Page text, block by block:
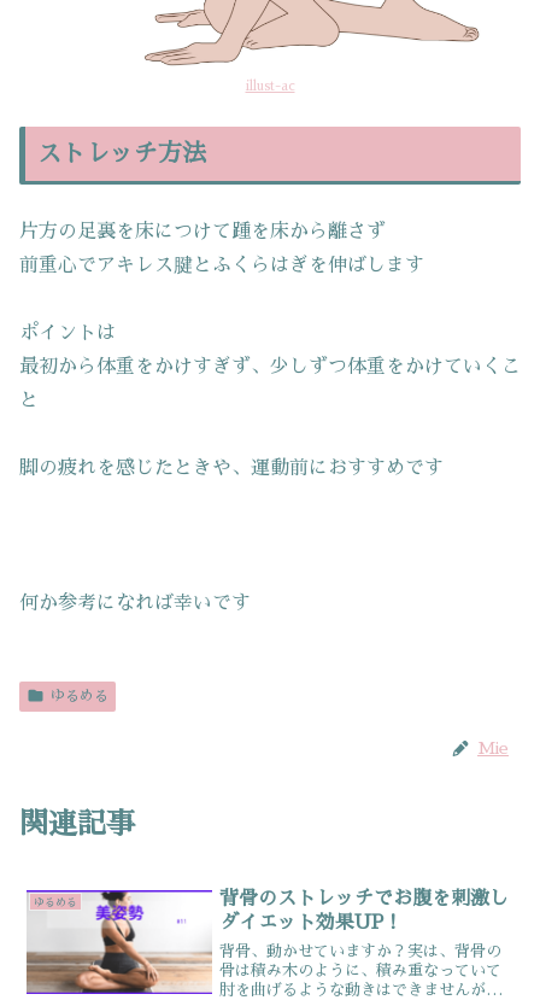
illust-ac
ストレッチ方法
片方の足裏を床につけて踵を床から離さず
前重心でアキレス腱とふくらはぎを伸ばします
ポイントは
最初から体重をかけすぎず、少しずつ体重をかけていくこ
と
脚の疲れを感じたときや、運動前におすすめです
何か参考になれば幸いです
ゆるめる
Mie
関連記事
ゆるめる
背骨のストレッチでお腹を刺激し
ダイエット効果UP！
背骨、動かせていますか？実は、背骨の
骨は積み木のように、積み重なっていて
肘を曲げるような動きはできませんが、